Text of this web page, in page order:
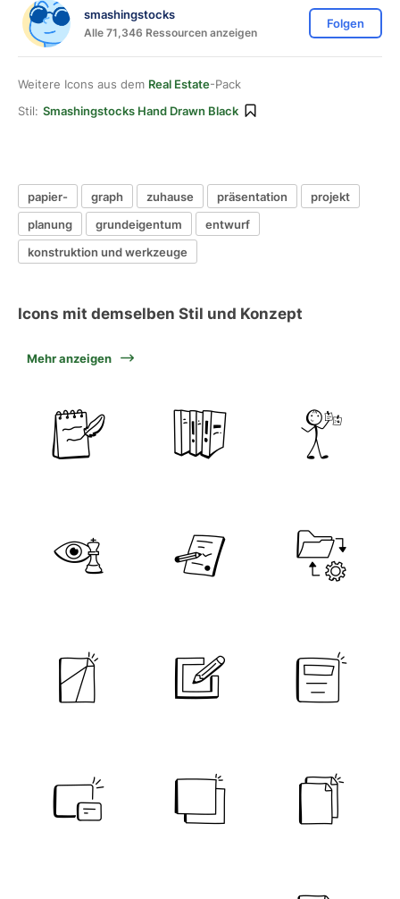
smashingstocks
Alle 71,346 Ressourcen anzeigen
Folgen
Weitere Icons aus dem Real Estate-Pack
Stil: Smashingstocks Hand Drawn Black
papier- graph zuhause präsentation
projekt
planung
grundeigentum
entwurf
konstruktion und werkzeuge
Icons mit demselben Stil und Konzept
Mehr anzeigen